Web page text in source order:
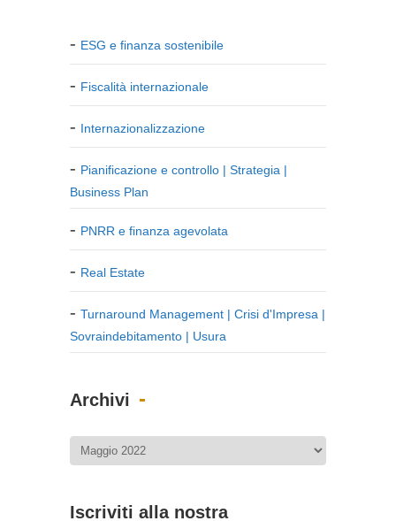
ESG e finanza sostenibile
Fiscalità internazionale
Internazionalizzazione
Pianificazione e controllo | Strategia |
Business Plan
PNRR e finanza agevolata
Real Estate
Turnaround Management | Crisi d'Impresa |
Sovraindebitamento | Usura
Archivi
Iscriviti alla nostra